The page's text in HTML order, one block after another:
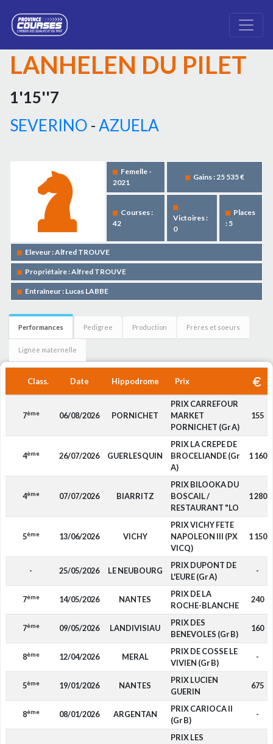
LANHELEN DU PILET
1'15''7
SEVERINO -AZUELA
Femelle -
2021
Gains : 25 535 €
Courses :
42
Victoires :
0
Places
: 5
Eleveur : Alfred TROUVE
Propriétaire : Alfred TROUVE
Entraîneur : Lucas LABBE
Performances Pedigree Production Frères et soeurs
Lignée maternelle
Class. Date Hippodrome Prix
7ème 06/08/2026 PORNICHET
PRIX CARREFOUR
MARKET
PORNICHET (Gr A)
155
4ème 26/07/2026 GUERLESQUIN
PRIX LA CREPE DE
BROCELIANDE (Gr
A)
1 160
4ème 07/07/2026 BIARRITZ
PRIX BILOOKA DU
BOSCAIL /
RESTAURANT "LO
1 280
5ème 13/06/2026 VICHY
PRIX VICHY FETE
NAPOLEON III (PX
VICQ)
1 150
- 25/05/2026 LE NEUBOURG
PRIX DUPONT DE
L'EURE (Gr A)
-
7ème 14/05/2026 NANTES
PRIX DE LA
ROCHE-BLANCHE
240
7ème 09/05/2026 LANDIVISIAU
PRIX DES
BENEVOLES (Gr B)
160
8ème 12/04/2026 MERAL
PRIX DE COSSE LE
VIVIEN (Gr B)
-
5ème 19/01/2026 NANTES
PRIX LUCIEN
GUERIN
675
8ème 08/01/2026 ARGENTAN
PRIX CARIOCA II
(Gr B)
-
PRIX LES